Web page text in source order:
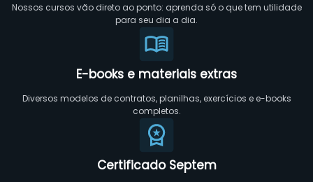
Nossos cursos vão direto ao ponto: aprenda só o que tem utilidade
para seu dia a dia.
E-books e materiais extras
Diversos modelos de contratos, planilhas, exercícios e e-books
completos.
Certificado Septem